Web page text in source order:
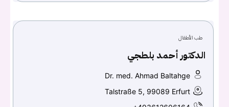
Continue withFacebook
Continue withGoogle
طب الأطفال
الدكتور أحمد بلطجي
Dr. med. Ahmad Baltahge
Talstraße 5, 99089 Erfurt